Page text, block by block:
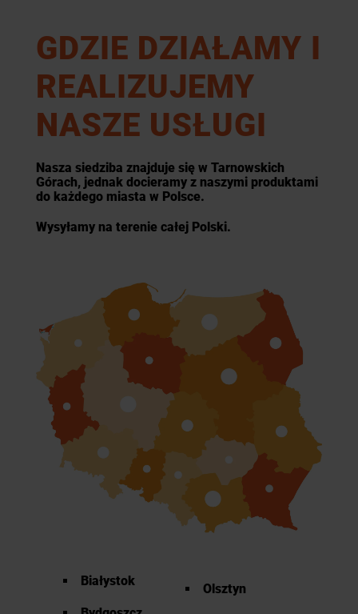
GDZIE DZIAŁAMY I
REALIZUJEMY
NASZE USŁUGI
Nasza siedziba znajduje się w Tarnowskich
Górach, jednak docieramy z naszymi produktami
do każdego miasta w Polsce.
Wysyłamy na terenie całej Polski.
Białystok
Olsztyn